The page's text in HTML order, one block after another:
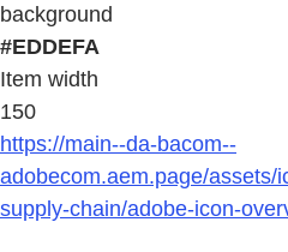
background
#EDDEFA
Item width
150
https://main--da-bacom--
adobecom.aem.page/assets/
supply-chain/adobe-icon-